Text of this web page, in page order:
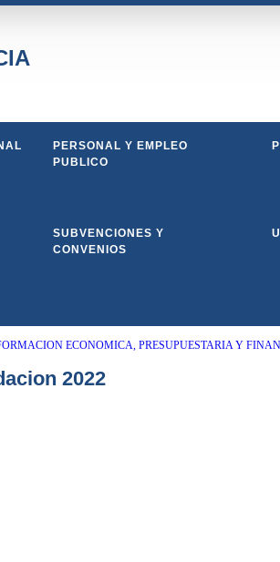
PERSONAL Y EMPLEO
PUBLICO
SUBVENCIONES Y
CONVENIOS
ECONOMICA, PRESUPUESTARIA Y
2022